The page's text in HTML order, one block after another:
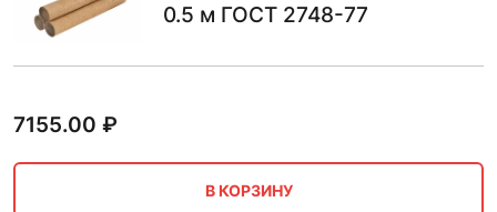
0.5 м ГОСТ 2748-77
7155.00 ₽
В КОРЗИНУ